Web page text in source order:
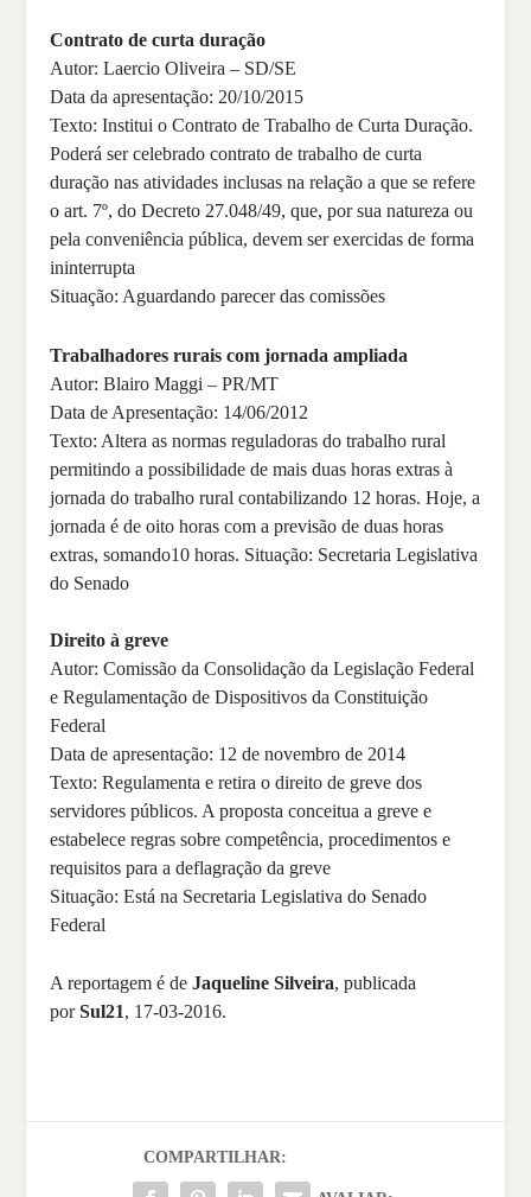
Contrato de curta duração
Autor: Laercio Oliveira – SD/SE
Data da apresentação: 20/10/2015
Texto: Institui o Contrato de Trabalho de Curta Duração.
Poderá ser celebrado contrato de trabalho de curta
duração nas atividades inclusas na relação a que se refere
o art. 7º, do Decreto 27.048/49, que, por sua natureza ou
pela conveniência pública, devem ser exercidas de forma
ininterrupta
Situação: Aguardando parecer das comissões
Trabalhadores rurais com jornada ampliada
Autor: Blairo Maggi – PR/MT
Data de Apresentação: 14/06/2012
Texto: Altera as normas reguladoras do trabalho rural
permitindo a possibilidade de mais duas horas extras à
jornada do trabalho rural contabilizando 12 horas. Hoje, a
jornada é de oito horas com a previsão de duas horas
extras, somando10 horas. Situação: Secretaria Legislativa
do Senado
Direito à greve
Autor: Comissão da Consolidação da Legislação Federal
e Regulamentação de Dispositivos da Constituição
Federal
Data de apresentação: 12 de novembro de 2014
Texto: Regulamenta e retira o direito de greve dos
servidores públicos. A proposta conceitua a greve e
estabelece regras sobre competência, procedimentos e
requisitos para a deflagração da greve
Situação: Está na Secretaria Legislativa do Senado
Federal
A reportagem é deJaqueline Silveira, publicada
porSul21, 17-03-2016.
COMPARTILHAR: